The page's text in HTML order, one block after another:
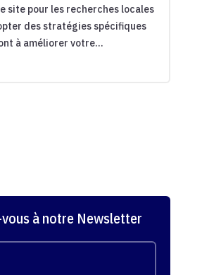
site pour les recherches locales
des stratégies spécifiques
à améliorer votre...
à notre Newsletter